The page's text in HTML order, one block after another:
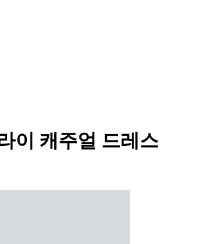
이 캐주얼 드레스